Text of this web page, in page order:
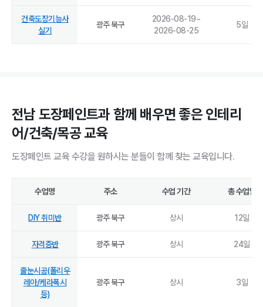
건축도장기능사
실기
광주 북구
2026-08-19~
2026-08-25
5일
전남 도장페인트과 함께 배우면 좋은 인테리
어/건축/목공 교육
도장페인트 교육 수강을 원하시는 분들이 함께 찾는 교육입니다.
수업명 주소 수업 기간 총 수업일
DIY 취미반 광주 북구 상시 12일
자격증반 광주 북구 상시 24일
줄눈시공(폴리우
레아/케라폭시
등)
광주 북구 상시 3일